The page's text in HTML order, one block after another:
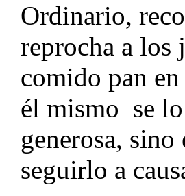
Ordinario,
reprocha a los
comido pan
él mismo se
generosa,
seguirlo a